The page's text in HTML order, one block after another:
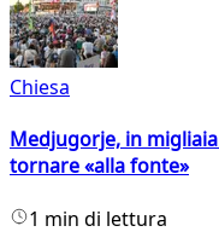
Chiesa
Medjugorje, in
tornare «alla fonte»
1 min di lettura